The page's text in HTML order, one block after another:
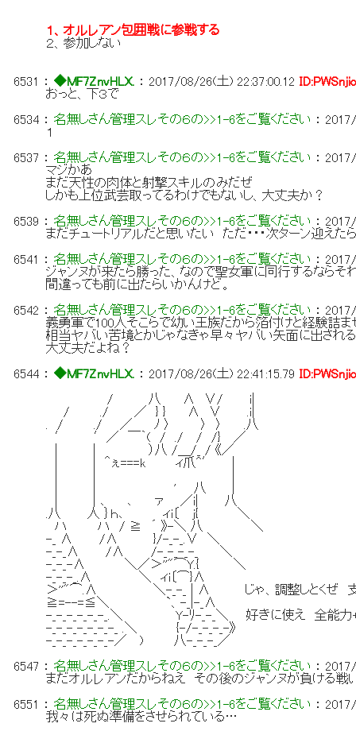
１、オルレアン包囲戦に参戦する
２、参加しない
6531 ：◆MF7ZnvHLX. ：2017/08/26(土) 22:37:00.12
おっと、下３で
6534 ：名無しさん管理スレその６の>>1-6をご覧ください ：
１
6537 ：名無しさん管理スレその６の>>1-6をご覧ください ：
マジかあ
まだ天性の肉体と射撃スキルのみだぜ
しかも上位武芸取ってるわけでもないし、大丈夫か？
6539 ：名無しさん管理スレその６の>>1-6をご覧ください ：
まだチュートリアルだと思いたい ただ・・・次ターン迎え
6541
：名無しさん管理スレその６の>>1-6をご覧ください ：
ジャンヌが来たら勝った、なので聖女軍に同行するならそ
間違っても前に出たらいかんけど。
6542 ：名無しさん管理スレその６の>>1-6をご覧ください ：
義勇軍で100人そこらで幼い王族だから箔付けと経験詰
相当ヤバい苦境とかじゃなきゃ早々ヤバい矢面に出され
大丈夫だよね？
6544 ：◆MF7ZnvHLX. ：2017/08/26(土) 22:41:15.79
/ 八 ∧ ∨/ i|
/ ./ ／ } } ∧ ∨ .i|
. / ./ ／ ﾉ 〉 〉 〉 .八
′ ′／ ￣｀( / ./ / /} ／
| | ）八 /＿/_ / 《／
| | ＾ぇ===k ィ爪^′ |
| | ' 八 |
| | ､ ､ ァ ／i| 八
.八 人 ｝ｈ､ ィi〔 ｊ{ ＼
ハ ハ / ≧ ´ 》-＼ 八 ＼
-_ ∧ /∧ }/-_-_.∨ ＼
-_-_∧ /∧ /-_-_-_-_ ＼
-_-_-∧ ＼／＞''"⌒Y.{ ＼
-_-_-_.∧ ＼ ィi〔⌒}∧
＞''"⌒.∧ ＼-_-_ | ∧ じゃ、調整しとくぜ 支
≧=--=≦＼ `、-_|-_∧
-_-_-_-_-_-_.＼ Y-ﾘ-_-_＼ 好きに使え 全能力+
-_-_-_-_-_-_-_ .＼ {-/-_-_-_-》
-_-_-_-_-_-_-／ ) 八-_-_-_／
6547 ：名無しさん管理スレその６の>>1-6をご覧ください ：
まだオルレアンだからねえ その後のジャンヌが負ける戦
6551
：名無しさん管理スレその６の>>1-6をご覧ください ：
我々は死ぬ準備をさせられている…